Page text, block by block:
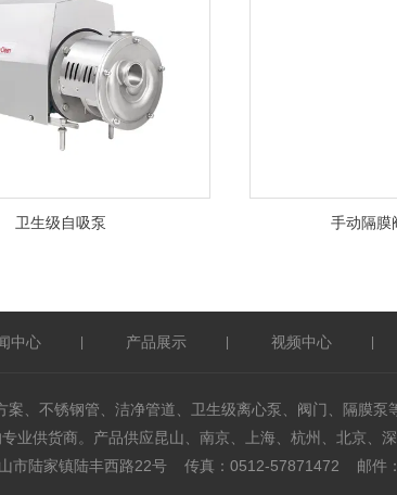
卫生级自吸泵 手动隔膜
中心 产品展示 视频中心
、不锈钢管、洁净管道、卫生级离心泵、阀门、隔膜
业供货商。产品供应昆山、南京、上海、杭州、北京、
市陆家镇陆丰西路22号 传真：0512-57871472 邮件